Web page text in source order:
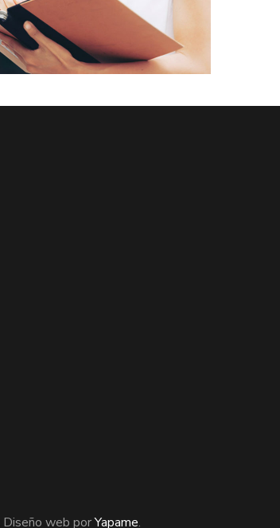
Diseño web porYapame.